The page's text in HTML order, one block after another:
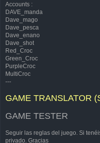
Accounts :
DAVE_manda
Dave_mago
Dave_pesca
Dave_enano
Dave_shot
Red_Croc
Green_Croc
PurpleCroc
MultiCroc
---
GAME TRANSLATOR
GAME TESTER
Seguir las reglas del juego. Si
privado. Gracias